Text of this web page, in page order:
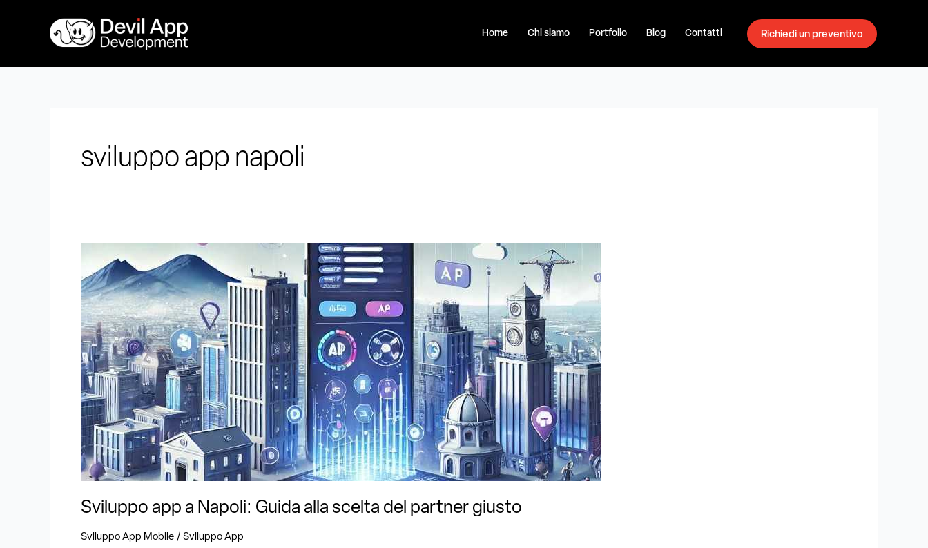
Home Chi siamo Portfolio Blog Contatti Richiedi un preventivo
sviluppo app napoli
Sviluppo app a Napoli: Guida alla scelta del partner giusto
Sviluppo App Mobile / Sviluppo App
app
a
Napoli:
Guida
alla
scelta
del
partner
giusto